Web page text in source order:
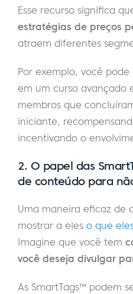
Esse recurso significa
estratégias de preços
atraem diferentes
Por exemplo, você
em um curso avançado
membros que
iniciante,
incentivando o
2. O papel das
de conteúdo para
Uma maneira eficaz de
mostrar a eles o que
Imagine que você tem
você deseja divulgar
As SmartTags™ podem